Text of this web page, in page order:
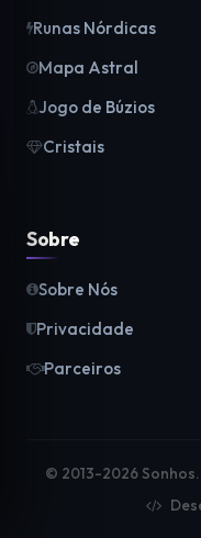
Runas Nórdicas
Mapa Astral
Jogo de Búzios
Cristais
Sobre
Sobre Nós
Privacidade
Parceiros
© 2013-2026